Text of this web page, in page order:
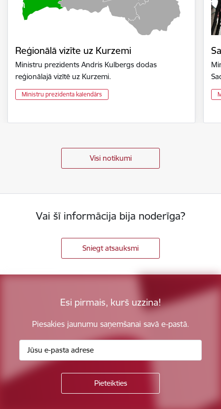
Reģionālā vizīte uz Kurzemi
Ministru prezidents Andris Kulbergs dodas
reģionālajā vizītē uz Kurzemi.
Ministru prezidenta kalendārs
Visi notikumi
Vai šī informācija bija noderīga?
Sniegt atsauksmi
Esi pirmais, kurš uzzina!
Piesakies jaunumu saņemšanai savā e-pastā.